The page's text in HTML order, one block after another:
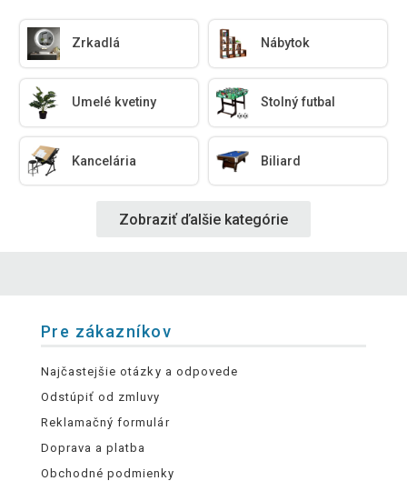
Zrkadlá Nábytok
Umelé kvetiny Stolný futbal
Kancelária Biliard
Zobraziť ďalšie kategórie
Pre zákazníkov
Najčastejšie otázky a odpovede
Odstúpiť od zmluvy
Reklamačný formulár
Doprava a platba
Obchodné podmienky